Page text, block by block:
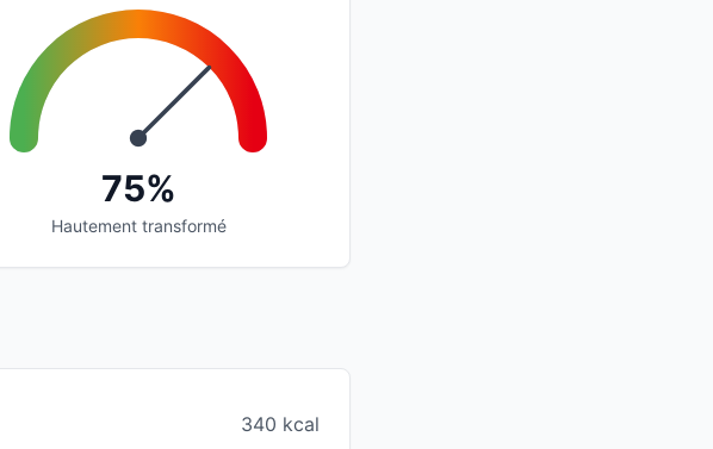
75%
Hautement transformé
340 kcal